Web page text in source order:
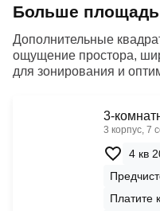
Больше площадь
Дополнительные
ощущение простора,
для зонирования и
3-
3 корпус, 7
4 кв
Платите